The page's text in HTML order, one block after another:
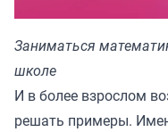
Заниматься
школе
И в более взрослом
решать примеры.